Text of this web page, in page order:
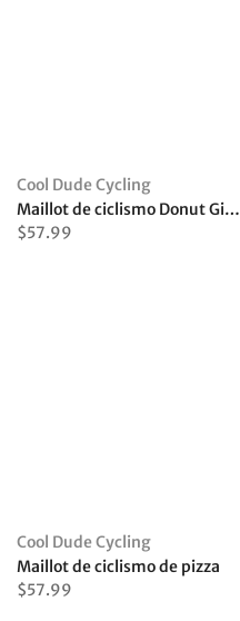
Cool Dude Cycling
Maillot de ciclismo Donut Give Up
$57.99
Cool Dude Cycling
Maillot de ciclismo de pizza
$57.99